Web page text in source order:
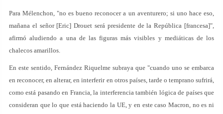
Para Mélenchon, "no es bueno reconocer a un aventurero; si uno hace eso,
mañana el señor [Eric] Drouet será presidente de la República [francesa]",
afirmó aludiendo a una de las figuras más visibles y mediáticas de los
chalecos amarillos.
En este sentido, Fernández Riquelme subraya que "cuando uno se embarca
en reconocer, en alterar, en interferir en otros países, tarde o temprano sufrirá,
como está pasando en Francia, la interferencia también lógica de países que
consideran que lo que está haciendo la UE, y en este caso Macron, no es ni